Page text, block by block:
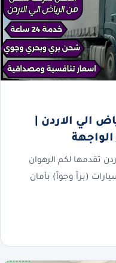
الي الاردن |
تقدمها لكم الرهوان
(براً وجواً) بأمان